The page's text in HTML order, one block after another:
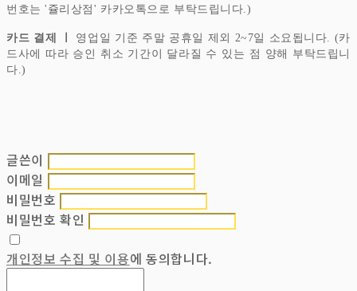
번호는 '쥴리상점' 카카오톡으로 부탁드립니다.)
카드 결제 ㅣ 영업일 기준 주말 공휴일 제외 2~7일 소요됩니다. (카
드사에 따라 승인 취소 기간이 달라질 수 있는 점 양해 부탁드립니
다.)
글쓴이
이메일
비밀번호
비밀번호 확인
개인정보 수집 및 이용에 동의합니다.